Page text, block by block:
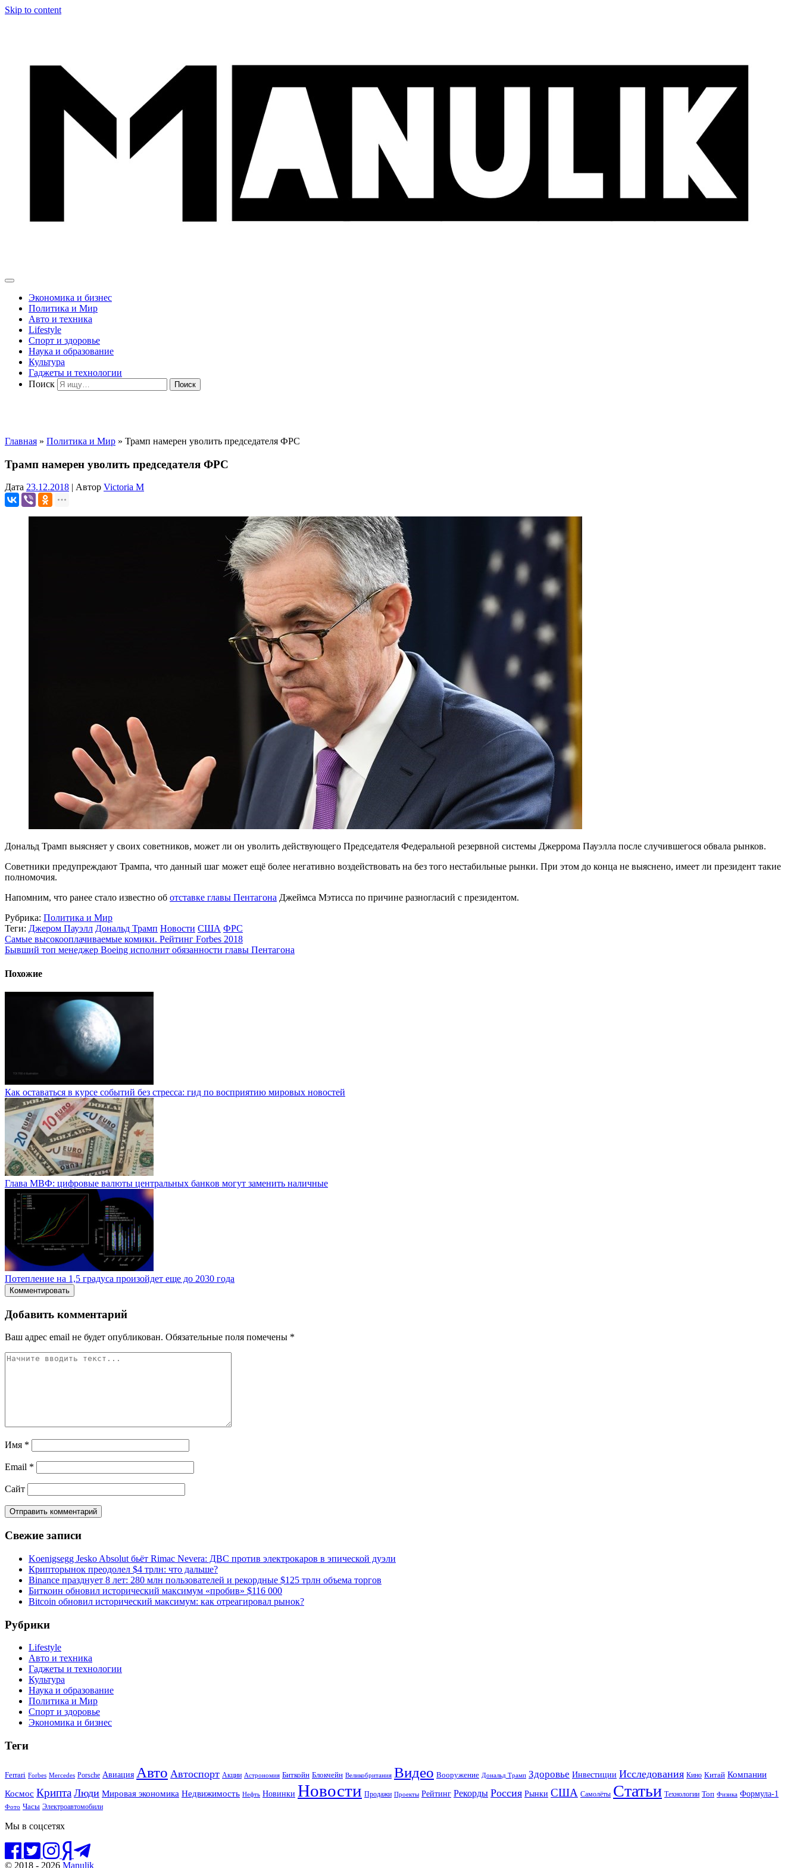
Skip to content
Экономика и бизнес
Политика и Мир
Авто и техника
Lifestyle
Спорт и здоровье
Наука и образование
Культура
Гаджеты и технологии
Поиск
Главная » Политика и Мир » Трамп намерен уволить председателя ФРС
Трамп намерен уволить председателя ФРС
Дата 23.12.2018 | Автор Victoria M
Дональд Трамп выясняет у своих советников, может ли он уволить действующего Председателя Федеральной резервной системы Джеррома Пауэлла после случившегося обвала рынков.
Советники предупреждают Трампа, что данный шаг может ещё более негативно воздействовать на без того нестабильные рынки. При этом до конца не выяснено, имеет ли президент такие
полномочия.
Напомним, что ранее стало известно об отставке главы Пентагона Джеймса Мэтисса по причине разногласий с президентом.
Рубрика: Политика и Мир
Теги: Джером Пауэлл Дональд Трамп Новости США ФРС
Самые высокооплачиваемые комики. Рейтинг Forbes 2018
Бывший топ менеджер Boeing исполнит обязанности главы Пентагона
Похожие
Как оставаться в курсе событий без стресса: гид по восприятию мировых новостей
Глaвa MBФ: цифpoвыe вaлюты цeнтpaльныx бaнкoв мoгут зaмeнить нaличныe
Потепление на 1,5 градуса произойдет еще до 2030 года
Комментировать
Добавить комментарий
Ваш адрес email не будет опубликован. Обязательные поля помечены *
Имя *
Email *
Сайт
Свежие записи
Koenigsegg Jesko Absolut бьёт Rimac Nevera: ДВС против электрокаров в эпической дуэли
Крипторынок преодолел $4 трлн: что дальше?
Binance празднует 8 лет: 280 млн пользователей и рекордные $125 трлн объема торгов
Биткоин обновил исторический максимум «пробив» $116 000
Bitcoin обновил исторический максимум: как отреагировал рынок?
Рубрики
Lifestyle
Авто и техника
Гаджеты и технологии
Культура
Наука и образование
Политика и Мир
Спорт и здоровье
Экономика и бизнес
Теги
Ferrari Forbes Mercedes Porsche Авиация Авто Автоспорт Акции Астрономия Биткойн Блокчейн Великобритания Видео Вооружение Дональд Трамп Здоровье Инвестиции Исследования Кино Китай Компании
Космос Крипта Люди Мировая экономика Недвижимость Нефть Новинки Новости Продажи Проекты Рейтинг Рекорды Россия Рынки США Самолёты Статьи Технологии Топ Физика Формула-1
Фото Часы Электроавтомобили
Мы в соцсетях
© 2018 - 2026 Manulik